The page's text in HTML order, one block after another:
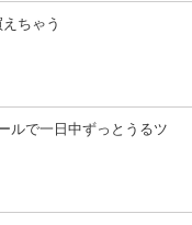
ちゃう
ルで一日中ずっとうるツ